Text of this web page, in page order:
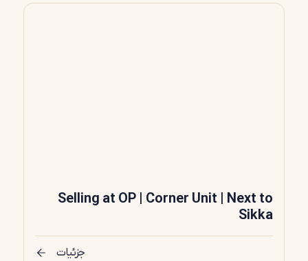
Selling at OP | Corner Unit | Next to
Sikka
جزئیات